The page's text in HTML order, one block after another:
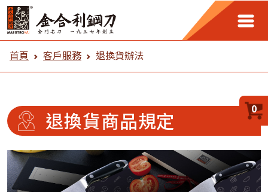
0
客戶服務
首頁 客戶服務 退換貨辦法
退換貨商品規定